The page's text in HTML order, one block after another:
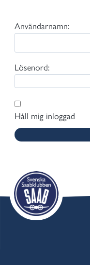
Användarnamn:
Lösenord:
Håll mig inloggad